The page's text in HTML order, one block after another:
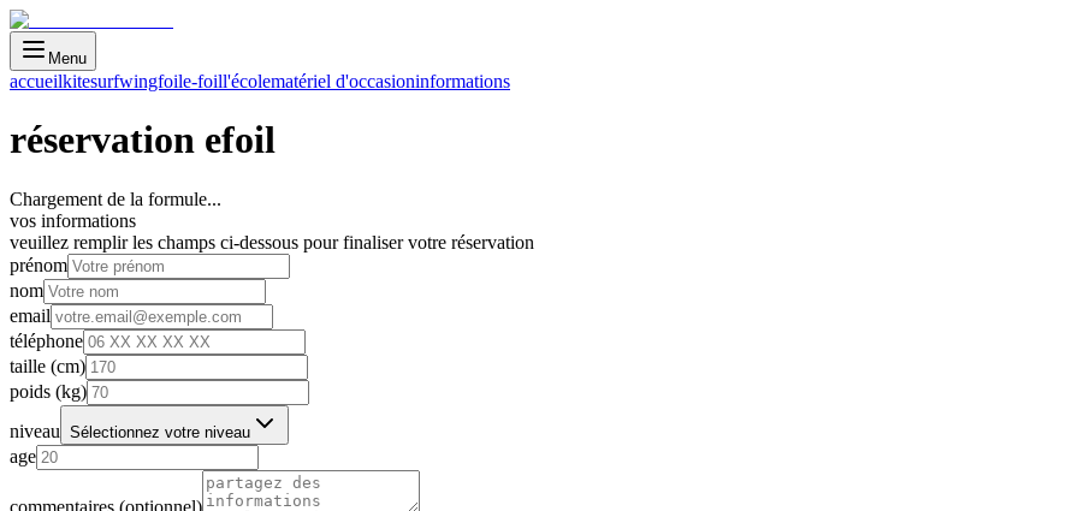
Menu
accueilkitesurfwingfoile-foill'écolematériel d'occasioninformations
réservation efoil
Chargement de la formule...
vos informations
veuillez remplir les champs ci-dessous pour finaliser votre réservation
prénom
nom
email
téléphone
taille (cm)
poids (kg)
niveau Sélectionnez votre niveau
age
commentaires (optionnel)